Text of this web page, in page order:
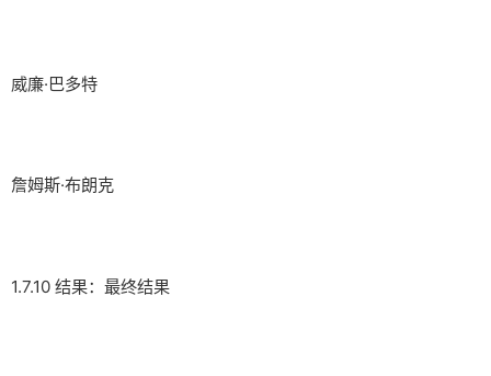
威廉·巴多特
詹姆斯·布朗克
1.7.10 结果：最终结果